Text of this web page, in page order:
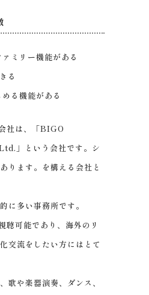
ミリー機能がある
る
る機能がある
社は、「BIGO
」という会社です。シ
ります。を構える会社と
に多い事務所です。
聴可能であり、海外のリ
交流をしたい方にはとて
歌や楽器演奏、ダンス、